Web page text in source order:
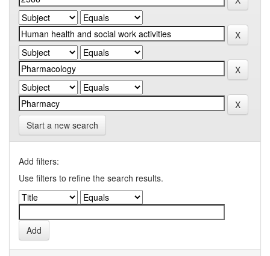
Start a new search
Add filters:
Use filters to refine the search results.